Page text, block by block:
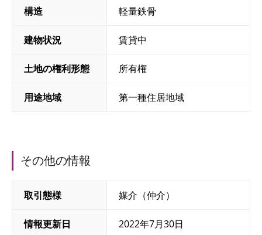
構造 軽量鉄骨
建物状況 賃貸中
土地の権利形態 所有権
用途地域 第一種住居地域
その他の情報
取引態様 媒介（仲介）
情報更新日 2022年7月30日